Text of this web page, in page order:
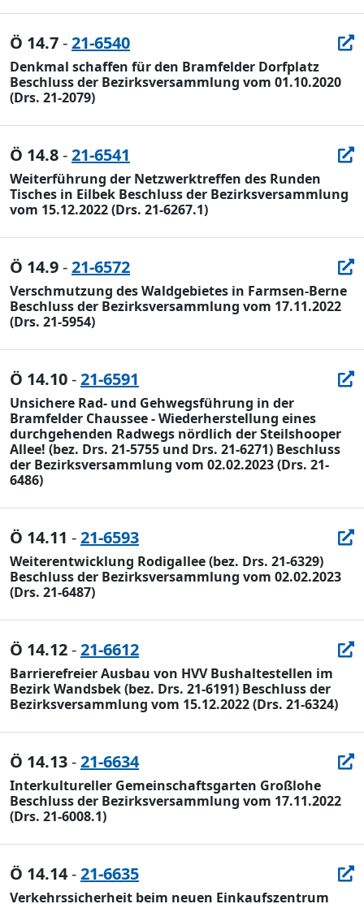
Ö 14.7-21-6540
Denkmal schaffen für den Bramfelder Dorfplatz
Beschluss der Bezirksversammlung vom 01.10.2020
(Drs. 21-2079)
Ö 14.8-21-6541
Weiterführung der Netzwerktreffen des Runden
Tisches in Eilbek Beschluss der Bezirksversammlung
vom 15.12.2022 (Drs. 21-6267.1)
Ö 14.9-21-6572
Verschmutzung des Waldgebietes in Farmsen-Berne
Beschluss der Bezirksversammlung vom 17.11.2022
(Drs. 21-5954)
Ö 14.10-21-6591
Unsichere Rad- und Gehwegsführung in der
Bramfelder Chaussee - Wiederherstellung eines
durchgehenden Radwegs nördlich der Steilshooper
Allee! (bez. Drs. 21-5755 und Drs. 21-6271) Beschluss
der Bezirksversammlung vom 02.02.2023 (Drs. 21-
6486)
Ö 14.11 -21-6593
Weiterentwicklung Rodigallee (bez. Drs. 21-6329)
Beschluss der Bezirksversammlung vom 02.02.2023
(Drs. 21-6487)
Ö 14.12-21-6612
Barrierefreier Ausbau von HVV Bushaltestellen im
Bezirk Wandsbek (bez. Drs. 21-6191) Beschluss der
Bezirksversammlung vom 15.12.2022 (Drs. 21-6324)
Ö 14.13-21-6634
Interkultureller Gemeinschaftsgarten Großlohe
Beschluss der Bezirksversammlung vom 17.11.2022
(Drs. 21-6008.1)
Ö 14.14-21-6635
Verkehrssicherheit beim neuen Einkaufszentrum